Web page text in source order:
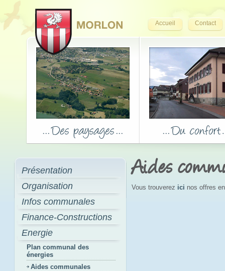
Accueil Contact
Présentation
Organisation
Infos communales
Finance-Constructions
Energie
Plan communal des
énergies
Aides communales
Aides
Vous trouverez ici nos offres